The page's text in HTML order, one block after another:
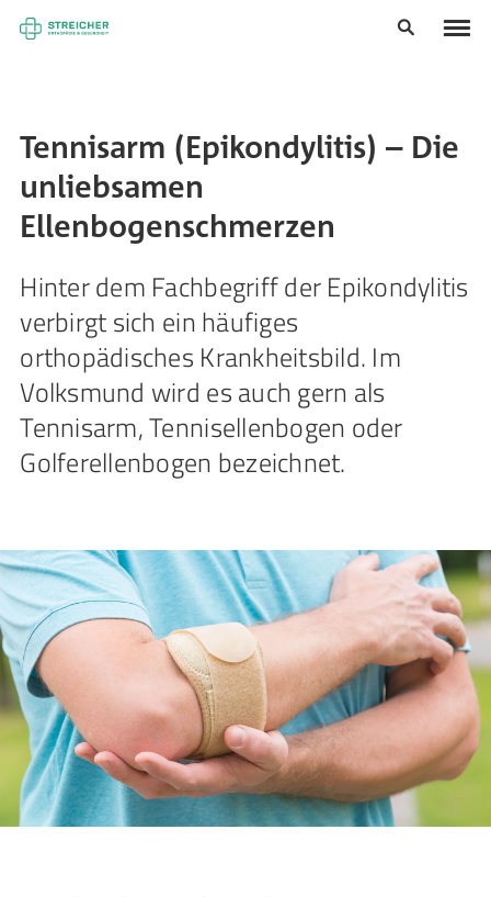
Tennisarm (Epikondylitis) – Die
unliebsamen
Ellenbogenschmerzen
Hinter dem Fachbegriff der Epikondylitis
verbirgt sich ein häufiges
orthopädisches Krankheitsbild. Im
Volksmund wird es auch gern als
Tennisarm, Tennisellenbogen oder
Golferellenbogen bezeichnet.